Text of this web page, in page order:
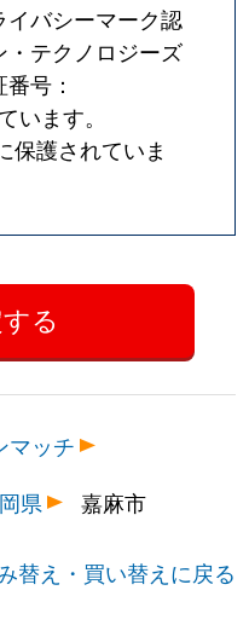
イバシーマーク認
・テクノロジーズ
号：
います。
保護されていま
マッチ
県 嘉麻市
替え・買い替えに戻る